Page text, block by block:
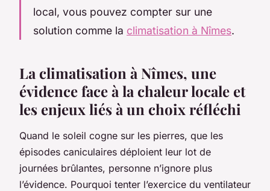
local, vous pouvez compter sur une
solution comme la climatisation à Nîmes.
La climatisation à Nîmes, une
évidence face à la chaleur locale et
les enjeux liés à un choix réfléchi
Quand le soleil cogne sur les pierres, que les
épisodes caniculaires déploient leur lot de
journées brûlantes, personne n’ignore plus
l’évidence. Pourquoi tenter l’exercice du ventilateur